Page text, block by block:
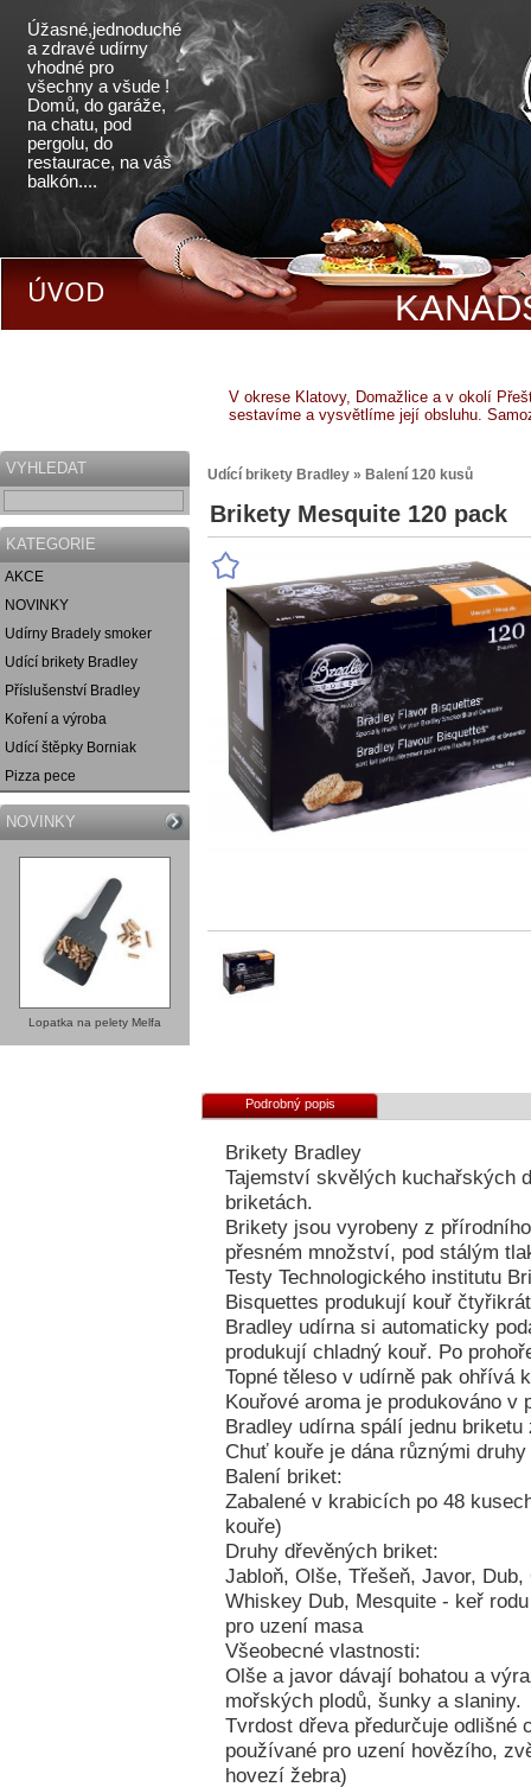
Úžasné,jednoduché
a zdravé udírny
vhodné pro
všechny a všude !
Domů, do garáže,
na chatu, pod
pergolu, do
restaurace, na váš
balkón....
ÚVOD
V okrese Klatovy, Domažlice a v okolí
sestavíme a vysvětlíme její obsluhu.
VYHLEDAT
KATEGORIE
AKCE
NOVINKY
Udírny Bradely smoker
Udící brikety Bradley
Příslušenství Bradley
Koření a výroba
Udící štěpky Borniak
Pizza pece
NOVINKY
Lopatka na pelety Melfa
Udící brikety Bradley » Balení 120 kusů
Brikety Mesquite 120 pack
Podrobný popis
Brikety Bradley
Tajemství skvělých kuchařských
briketách.
Brikety jsou vyrobeny z
přesném množství, pod stálým
Testy Technologického institutu
Bisquettes produkují kouř
Bradley udírna si automaticky
produkují chladný kouř. Po
Topné těleso v udírně pak ohřívá
Kouřové aroma je produkováno v
Bradley udírna spálí jednu
Chuť kouře je dána různými
Balení briket:
Zabalené v krabicích po 48
kouře)
Druhy dřevěných briket:
Jabloň, Olše, Třešeň, Javor,
Whiskey Dub, Mesquite - keř
pro uzení masa
Všeobecné vlastnosti:
Olše a javor dávají bohatou a
mořských plodů, šunky a slaniny.
Tvrdost dřeva předurčuje odlišné
používané pro uzení hovězího,
hovezí žebra)